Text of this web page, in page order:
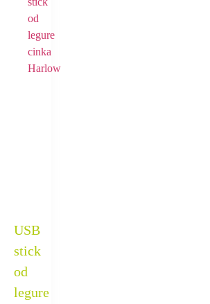
USB
stick
od
legure